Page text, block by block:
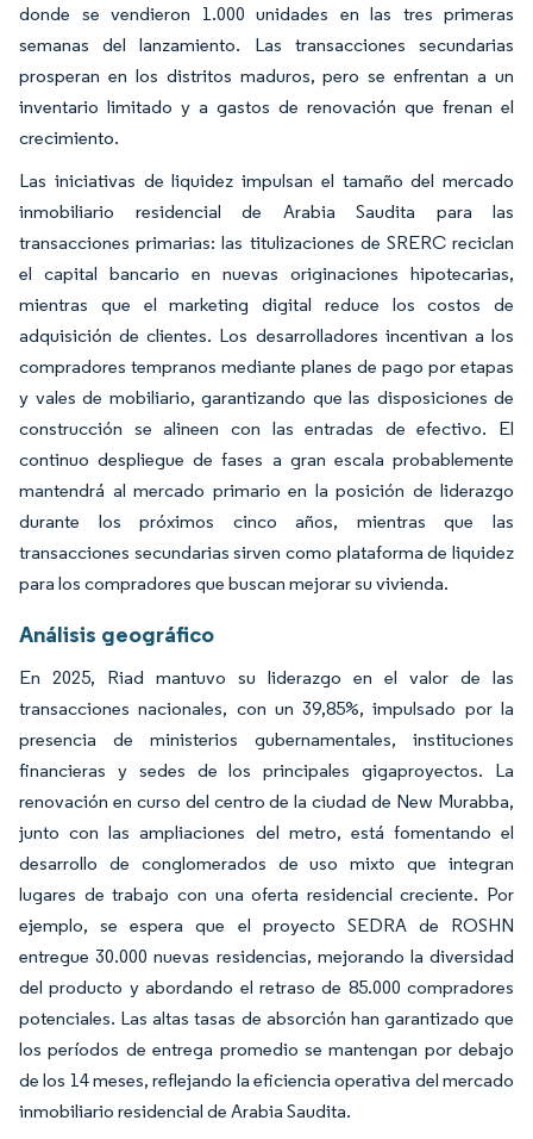
donde se vendieron 1.000 unidades en las tres primeras
semanas del lanzamiento. Las transacciones secundarias
prosperan en los distritos maduros, pero se enfrentan a un
inventario limitado y a gastos de renovación que frenan el
crecimiento.
Las iniciativas de liquidez impulsan el tamaño del mercado
inmobiliario residencial de Arabia Saudita para las
transacciones primarias: las titulizaciones de SRERC reciclan
el capital bancario en nuevas originaciones hipotecarias,
mientras que el marketing digital reduce los costos de
adquisición de clientes. Los desarrolladores incentivan a los
compradores tempranos mediante planes de pago por etapas
y vales de mobiliario, garantizando que las disposiciones de
construcción se alineen con las entradas de efectivo. El
continuo despliegue de fases a gran escala probablemente
mantendrá al mercado primario en la posición de liderazgo
durante los próximos cinco años, mientras que las
transacciones secundarias sirven como plataforma de liquidez
para los compradores que buscan mejorar su vivienda.
Análisis geográfico
En 2025, Riad mantuvo su liderazgo en el valor de las
transacciones nacionales, con un 39,85%, impulsado por la
presencia de ministerios gubernamentales, instituciones
financieras y sedes de los principales gigaproyectos. La
renovación en curso del centro de la ciudad de New Murabba,
junto con las ampliaciones del metro, está fomentando el
desarrollo de conglomerados de uso mixto que integran
lugares de trabajo con una oferta residencial creciente. Por
ejemplo, se espera que el proyecto SEDRA de ROSHN
entregue 30.000 nuevas residencias, mejorando la diversidad
del producto y abordando el retraso de 85.000 compradores
potenciales. Las altas tasas de absorción han garantizado que
los períodos de entrega promedio se mantengan por debajo
de los 14 meses, reflejando la eficiencia operativa del mercado
inmobiliario residencial de Arabia Saudita.